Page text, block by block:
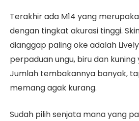
Terakhir ada M14 yang
dengan tingkat akurasi tinggi.
dianggap paling oke adalah
perpaduan ungu, biru dan kuning
Jumlah tembakannya banyak,
memang agak kurang.
Sudah pilih senjata mana yang